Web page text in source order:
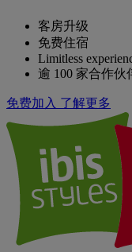
客房升级
免费住宿
Limitless
逾 100 家合作伙
免费加入 了解更多